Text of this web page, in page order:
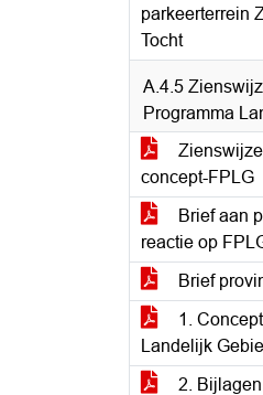
parkeerterrein
Tocht
A.4.5
Programma
concept-FPLG
Brief aan
reactie op
Brief
1.
Landelijk
2.